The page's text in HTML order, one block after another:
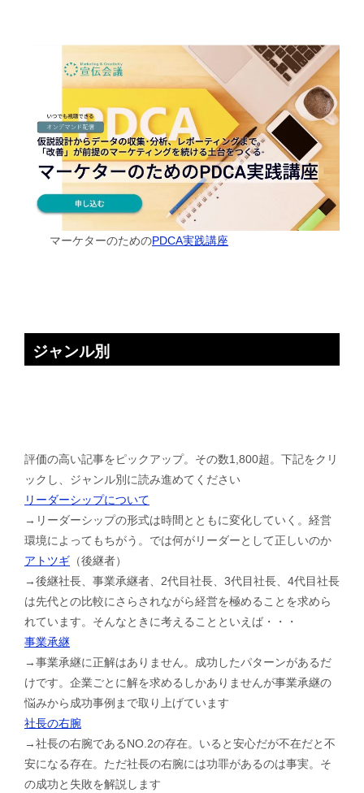
マーケターのためのPDCA実践講座
ジャンル別
評価の高い記事をピックアップ。その数1,800超。下記をクリ
ックし、ジャンル別に読み進めてください
リーダーシップについて
→リーダーシップの形式は時間とともに変化していく。経営
環境によってもちがう。では何がリーダーとして正しいのか
アトツギ （後継者）
→後継社長、事業承継者、2代目社長、3代目社長、4代目社長
は先代との比較にさらされながら経営を極めることを求めら
れています。そんなときに考えることといえば・・・
事業承継
→事業承継に正解はありません。成功したパターンがあるだ
けです。企業ごとに解を求めるしかありませんが事業承継の
悩みから成功事例まで取り上げています
社長の右腕
→社長の右腕であるNO.2の存在。いると安心だが不在だと不
安になる存在。ただ社長の右腕には功罪があるのは事実。そ
の成功と失敗を解説します